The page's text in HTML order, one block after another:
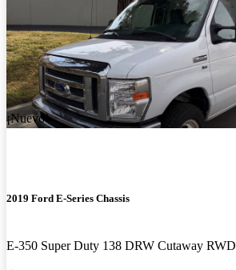
¡Nuevo!
2019 Ford E-Series Chassis
E-350 Super Duty 138 DRW Cutaway RWD